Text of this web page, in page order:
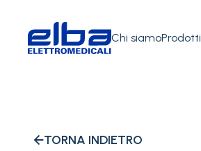
Chi siamoProdotti
TORNA INDIETRO